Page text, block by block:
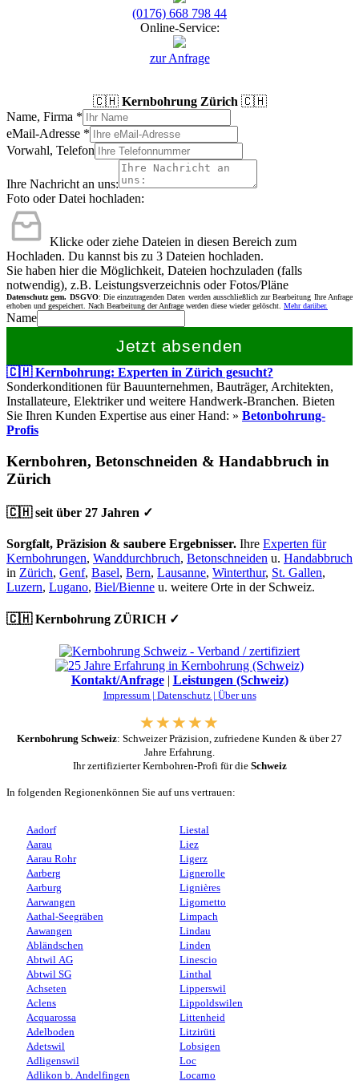
(0176) 668 798 44
Online-Service:
zur Anfrage
🇨🇭 Kernbohrung Zürich 🇨🇭
Name, Firma *
eMail-Adresse *
Vorwahl, Telefon
Ihre Nachricht an uns:
Foto oder Datei hochladen:
Klicke oder ziehe Dateien in diesen Bereich zum
Hochladen. Du kannst bis zu 3 Dateien hochladen.
Sie haben hier die Möglichkeit, Dateien hochzuladen (falls
notwendig), z.B. Leistungsverzeichnis oder Fotos/Pläne
Datenschutz gem. DSGVO: Die einzutragenden Daten werden ausschließlich zur Bearbeitung Ihre Anfrage
erhoben und gespeichert. Nach Bearbeitung der Anfrage werden diese wieder gelöscht. Mehr darüber.
Name
Jetzt absenden
🇨🇭 Kernbohrung: Experten in Zürich gesucht?
Sonderkonditionen für Bauunternehmen, Bauträger, Architekten,
Installateure, Elektriker und weitere Handwerk-Branchen. Bieten
Sie Ihren Kunden Expertise aus einer Hand: » Betonbohrung-
Profis
Kernbohren, Betonschneiden & Handabbruch in
Zürich
🇨🇭 seit über 27 Jahren ✓
Sorgfalt, Präzision & saubere Ergebnisser. Ihre Experten für
Kernbohrungen, Wanddurchbruch, Betonschneiden u. Handabbruch
in Zürich, Genf, Basel, Bern, Lausanne, Winterthur, St. Gallen,
Luzern, Lugano, Biel/Bienne u. weitere Orte in der Schweiz.
🇨🇭 Kernbohrung ZÜRICH ✓
Kontakt/Anfrage| Leistungen (Schweiz)
Impressum | Datenschutz | Über uns
Kernbohrung Schweiz: Schweizer Präzision, zufriedene Kunden & über 27
Jahre Erfahrung.
Ihr zertifizierter Kernbohren-Profi für die Schweiz
In folgenden Regionenkönnen Sie auf uns vertrauen:
Aadorf
Aarau
Aarau Rohr
Aarberg
Aarburg
Aarwangen
Aathal-Seegräben
Aawangen
Abländschen
Abtwil AG
Abtwil SG
Achseten
Aclens
Acquarossa
Adelboden
Adetswil
Adligenswil
Adlikon b. Andelfingen
Liestal
Liez
Ligerz
Lignerolle
Lignières
Ligornetto
Limpach
Lindau
Linden
Linescio
Linthal
Lipperswil
Lippoldswilen
Littenheid
Litzirüti
Lobsigen
Loc
Locarno